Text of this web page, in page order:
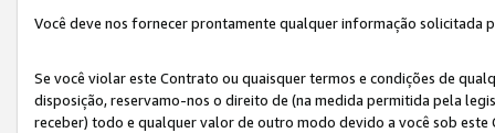
Você deve nos fornecer prontamente qualquer informação solicitada
Se você violar este Contrato ou quaisquer termos e condições de
disposição, reservamo-nos o direito de (na medida permitida pela
receber) todo e qualquer valor de outro modo devido a você sob